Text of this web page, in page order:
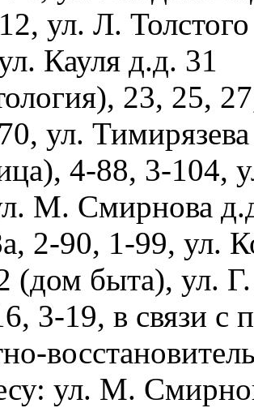
ул. Л.
Кауля д.д. 31
23, 25,
ул.
4-88, 3-104,
М. Смирнова
2-90, 1-99, ул.
(дом быта), ул.
3-19, в связи с
ул. М.